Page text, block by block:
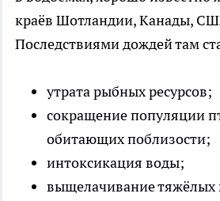
краёв Шотландии, Канады,
Последствиями дождей там
утрата рыбных ресурсов;
сокращение популяции
обитающих поблизости;
интоксикация воды;
выщелачивание тяжёлых